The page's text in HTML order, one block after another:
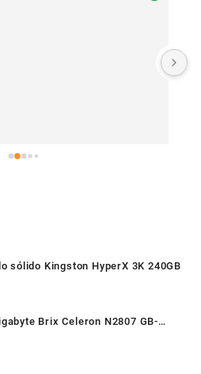
sólido Kingston HyperX 3K 240GB
Brix Celeron N2807 GB-
+ RAM de 4GB + HDD 500gb +